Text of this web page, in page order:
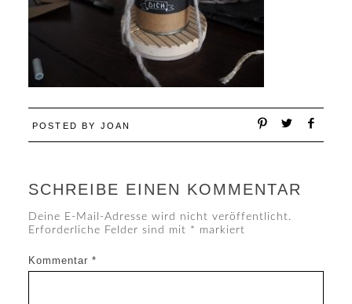
POSTED BY JOAN
SCHREIBE EINEN KOMMENTAR
Deine E-Mail-Adresse wird nicht veröffentlicht.
Erforderliche Felder sind mit * markiert
Kommentar *